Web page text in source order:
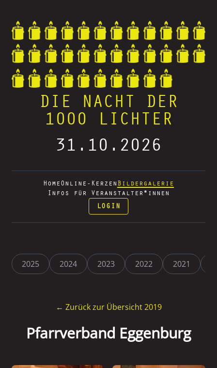
DIE NACHT DER
1000 LICHTER
31.10.2026
Home Online-Kerzen Bildergalerie
Infos für Veranstalter*innen
LOGIN
2025 2024 2023 2022 2021
← Zurück zur Übersicht 2019
Pfarrverband Eggenburg